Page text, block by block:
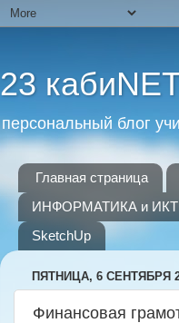
23
персональный блог
Главная страница
ИНФОРМАТИКА и ИКТ
SketchUp
ПЯТНИЦА, 6 СЕНТЯБРЯ
Финансовая